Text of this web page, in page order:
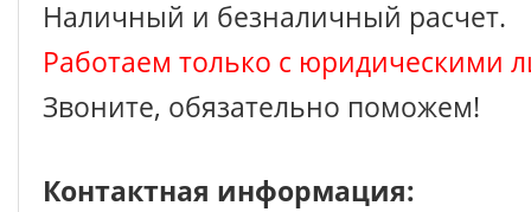
Наличный и безналичный расчет.
Работаем только с юридическими
Звоните, обязательно поможем!
Контактная информация: